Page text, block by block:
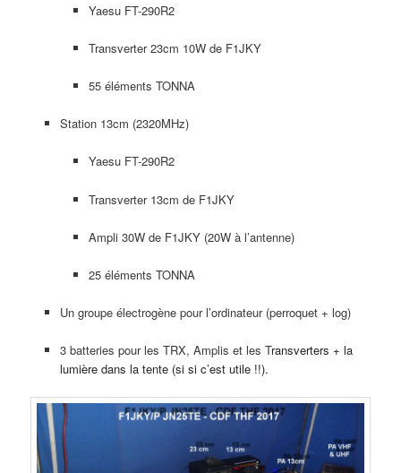
Yaesu FT-290R2
Transverter 23cm 10W de F1JKY
55 éléments TONNA
Station 13cm (2320MHz)
Yaesu FT-290R2
Transverter 13cm de F1JKY
Ampli 30W de F1JKY (20W à l’antenne)
25 éléments TONNA
Un groupe électrogène pour l’ordinateur (perroquet + log)
3 batteries pour les TRX, Amplis et les Transverters + la
lumière dans la tente (si si c’est utile !!).